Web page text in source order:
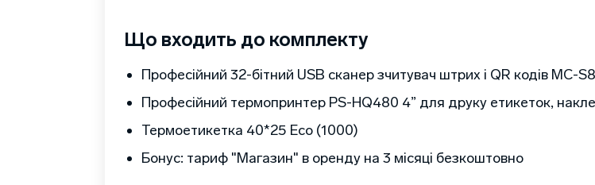
Що входить до комплекту
Професійний 32-бітний USB сканер зчитувач штрих і QR кодів MC-S8
Професійний термопринтер PS-HQ480 4” для друку етикеток,
Термоетикетка 40*25 Eco (1000)
Бонус: тариф "Магазин" в оренду на 3 місяці безкоштовно